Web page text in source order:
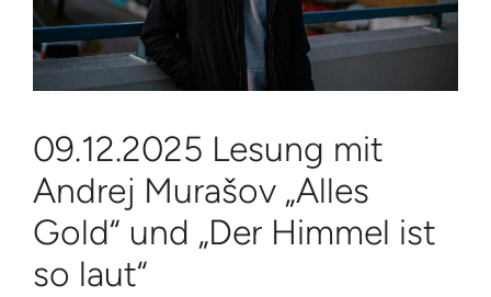
09.12.2025 Lesung mit
Andrej Murašov „Alles
Gold“ und „Der Himmel ist
so laut“